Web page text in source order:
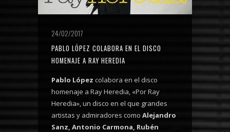
24/02/2017
PABLO LÓPEZ COLABORA EN EL DISCO
HOMENAJE A RAY HEREDIA
Pablo López colabora en el disco
homenaje a Ray Heredia, «Por Ray
Heredia», un disco en el que grandes
artistas y admiradores como Alejandro
Sanz, Antonio Carmona, Rubén